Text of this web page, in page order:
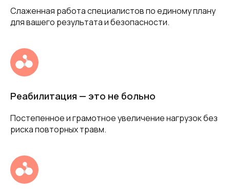
Слаженная работа специалистов по единому плану
для вашего результата и безопасности.
Реабилитация — это не больно
Постепенное и грамотное увеличение нагрузок без
риска повторных травм.